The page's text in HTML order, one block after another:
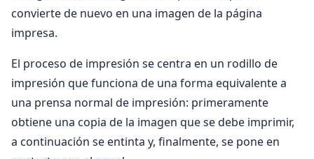
convierte de nuevo en una imagen de la página
impresa.
El proceso de impresión se centra en un rodillo de
impresión que funciona de una forma equivalente a
una prensa normal de impresión: primeramente
obtiene una copia de la imagen que se debe imprimir,
a continuación se entinta y, finalmente, se pone en